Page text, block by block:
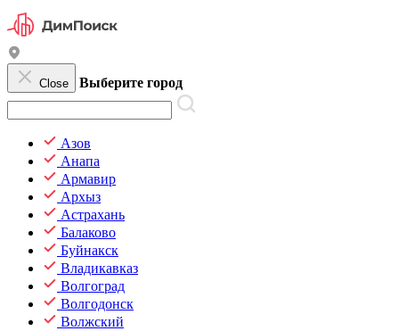
Close Выберите город
Азов
Анапа
Армавир
Архыз
Астрахань
Балаково
Буйнакск
Владикавказ
Волгоград
Волгодонск
Волжский